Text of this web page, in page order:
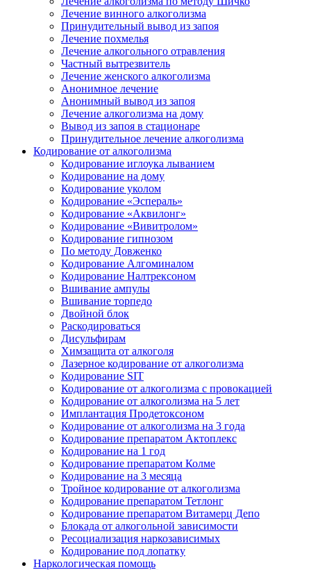
Лечение винного алкоголизма
Принудительный вывод из запоя
Лечение похмелья
Лечение алкогольного отравления
Частный вытрезвитель
Лечение женского алкоголизма
Анонимное лечение
Анонимный вывод из запоя
Лечение алкоголизма на дому
Вывод из запоя в стационаре
Принудительное лечение алкоголизма
Кодирование от алкоголизма
Кодирование иглоука лыванием
Кодирование на дому
Кодирование уколом
Кодирование «Эспераль»
Кодирование «Аквилонг»
Кодирование «Вивитролом»
Кодирование гипнозом
По методу Довженко
Кодирование Алгоминалом
Кодирование Налтрексоном
Вшивание ампулы
Вшивание торпедо
Двойной блок
Раскодироваться
Дисульфирам
Химзащита от алкоголя
Лазерное кодирование от алкоголизма
Кодирование SIT
Кодирование от алкоголизма с провокацией
Кодирование от алкоголизма на 5 лет
Имплантация Продетоксоном
Кодирование от алкоголизма на 3 года
Кодирование препаратом Актоплекс
Кодирование на 1 год
Кодирование препаратом Колме
Кодирование на 3 месяца
Тройное кодирование от алкоголизма
Кодирование препаратом Тетлонг
Кодирование препаратом Витамерц Депо
Блокада от алкогольной зависимости
Ресоциализация наркозависимых
Кодирование под лопатку
Наркологическая помощь